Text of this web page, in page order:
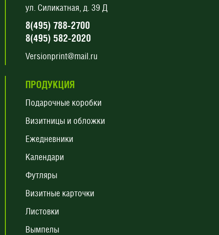
ул. Силикатная, д. 39 Д
8(495) 788-2700
8(495) 582-2020
Versionprint@mail.ru
ПРОДУКЦИЯ
Подарочные коробки
Визитницы и обложки
Ежедневники
Календари
Футляры
Визитные карточки
Листовки
Вымпелы